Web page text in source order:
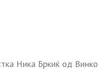
Ника Бркиќ од